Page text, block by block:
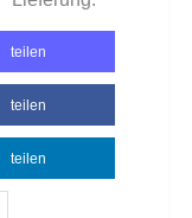
teilen
teilen
teilen